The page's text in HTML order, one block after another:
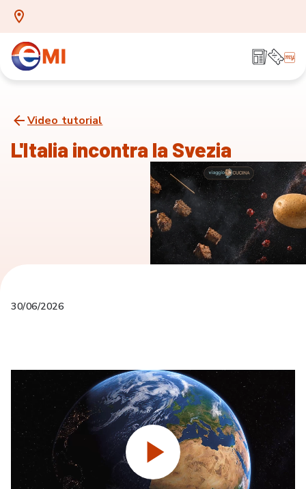
Video tutorial
L'Italia incontra la Svezia
30/06/2026